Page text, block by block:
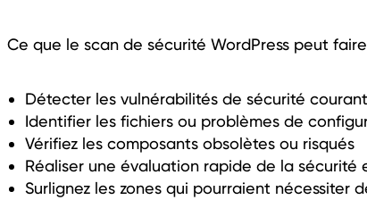
Ce que le scan de sécurité WordPress peut
Détecter les vulnérabilités de sécurité
Identifier les fichiers ou problèmes de
Vérifiez les composants obsolètes ou risqués
Réaliser une évaluation rapide de la sécurité
Surlignez les zones qui pourraient nécessiter